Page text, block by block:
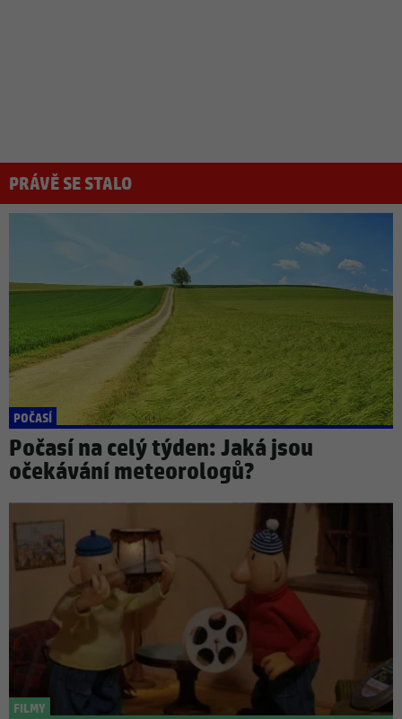
PRÁVĚ SE STALO
POČASÍ
Počasí na celý týden: Jaká jsou
očekávání meteorologů?
FILMY